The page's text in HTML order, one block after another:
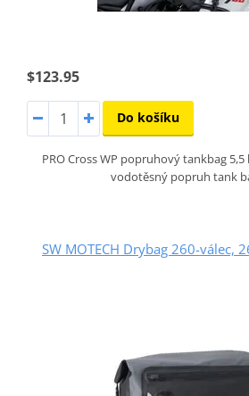
$123.95
Do košíku
PRO Cross WP popruhový tankbag 5,5
vodotěsný popruh tank
SW MOTECH Drybag 260-válec,